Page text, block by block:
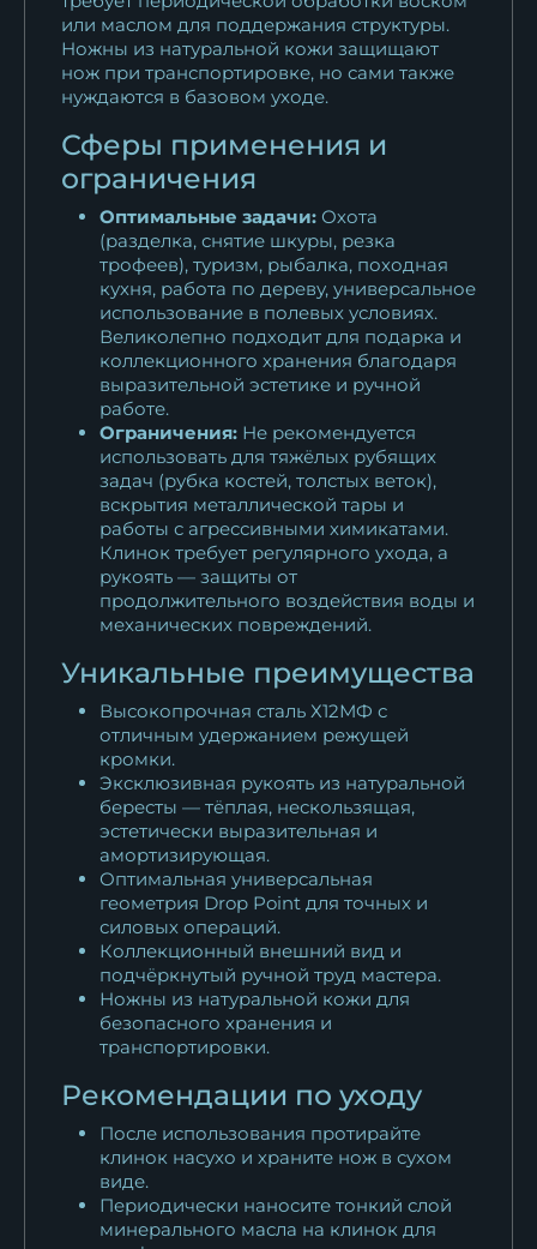
или маслом для поддержания структуры.
Ножны из натуральной кожи защищают
нож при транспортировке, но сами также
нуждаются в базовом уходе.
Сферы применения и
ограничения
Оптимальные задачи: Охота
(разделка, снятие шкуры, резка
трофеев), туризм, рыбалка, походная
кухня, работа по дереву, универсальное
использование в полевых условиях.
Великолепно подходит для подарка и
коллекционного хранения благодаря
выразительной эстетике и ручной
работе.
Ограничения: Не рекомендуется
использовать для тяжёлых рубящих
задач (рубка костей, толстых веток),
вскрытия металлической тары и
работы с агрессивными химикатами.
Клинок требует регулярного ухода, а
рукоять — защиты от
продолжительного воздействия воды и
механических повреждений.
Уникальные преимущества
Высокопрочная сталь Х12МФ с
отличным удержанием режущей
кромки.
Эксклюзивная рукоять из натуральной
бересты — тёплая, нескользящая,
эстетически выразительная и
амортизирующая.
Оптимальная универсальная
геометрия Drop Point для точных и
силовых операций.
Коллекционный внешний вид и
подчёркнутый ручной труд мастера.
Ножны из натуральной кожи для
безопасного хранения и
транспортировки.
Рекомендации по уходу
После использования протирайте
клинок насухо и храните нож в сухом
виде.
Периодически наносите тонкий слой
минерального масла на клинок для